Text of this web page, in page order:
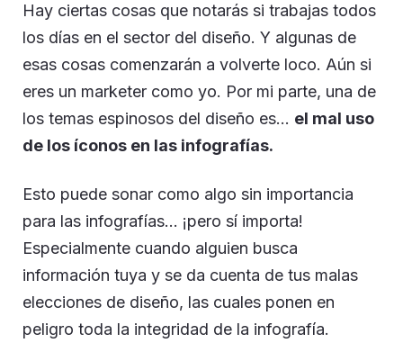
Hay ciertas cosas que notarás si trabajas todos
los días en el sector del diseño. Y algunas de
esas cosas comenzarán a volverte loco. Aún si
eres un marketer como yo. Por mi parte, una de
los temas espinosos del diseño es… el mal uso
de los íconos en las infografías.
Esto puede sonar como algo sin importancia
para las infografías… ¡pero sí importa!
Especialmente cuando alguien busca
información tuya y se da cuenta de tus malas
elecciones de diseño, las cuales ponen en
peligro toda la integridad de la infografía.